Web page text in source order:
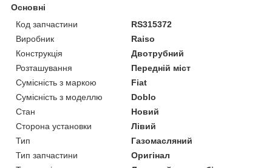
Основні
Код запчастини
RS315372
Виробник
Raiso
Конструкція
Двотрубний
Розташування
Передній міст
Сумісність з маркою
Fiat
Сумісність з моделлю
Doblo
Стан
Новий
Сторона установки
Лівий
Тип
Газомасляний
Тип запчастини
Оригінал